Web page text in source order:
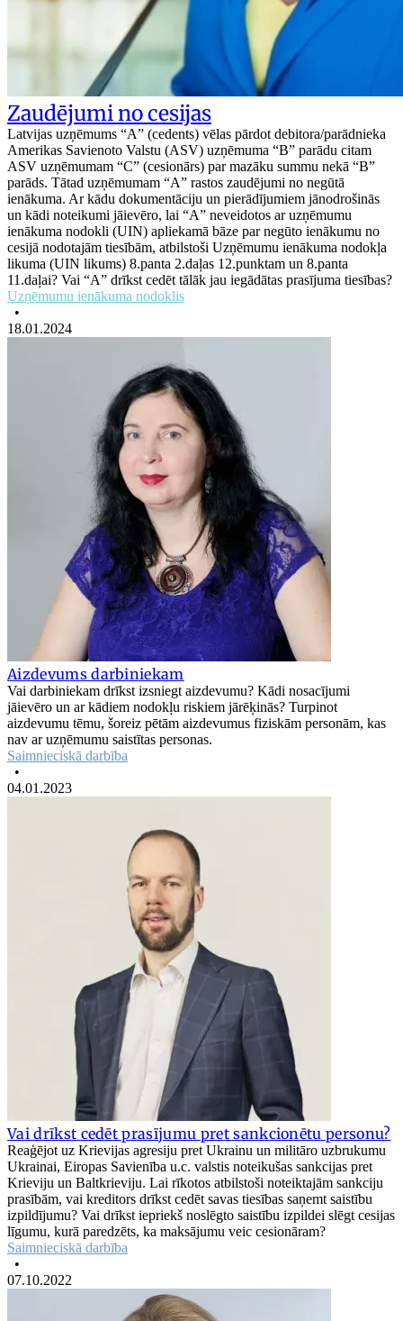
Zaudējumi no cesijas
Latvijas uzņēmums “A” (cedents) vēlas pārdot debitora/parādnieka
Amerikas Savienoto Valstu (ASV) uzņēmuma “B” parādu citam
ASV uzņēmumam “C” (cesionārs) par mazāku summu nekā “B”
parāds. Tātad uzņēmumam “A” rastos zaudējumi no negūtā
ienākuma. Ar kādu dokumentāciju un pierādījumiem jānodrošinās
un kādi noteikumi jāievēro, lai “A” neveidotos ar uzņēmumu
ienākuma nodokli (UIN) apliekamā bāze par negūto ienākumu no
cesijā nodotajām tiesībām, atbilstoši Uzņēmumu ienākuma nodokļa
likuma (UIN likums) 8.panta 2.daļas 12.punktam un 8.panta
11.daļai? Vai “A” drīkst cedēt tālāk jau iegādātas prasījuma tiesības?
Uzņēmumu ienākuma nodoklis
•
18.01.2024
Aizdevums darbiniekam
Vai darbiniekam drīkst izsniegt aizdevumu? Kādi nosacījumi
jāievēro un ar kādiem nodokļu riskiem jārēķinās? Turpinot
aizdevumu tēmu, šoreiz pētām aizdevumus fiziskām personām, kas
nav ar uzņēmumu saistītas personas.
Saimnieciskā darbība
•
04.01.2023
Vai drīkst cedēt prasījumu pret sankcionētu personu?
Reaģējot uz Krievijas agresiju pret Ukrainu un militāro uzbrukumu
Ukrainai, Eiropas Savienība u.c. valstis noteikušas sankcijas pret
Krieviju un Baltkrieviju. Lai rīkotos atbilstoši noteiktajām sankciju
prasībām, vai kreditors drīkst cedēt savas tiesības saņemt saistību
izpildījumu? Vai drīkst iepriekš noslēgto saistību izpildei slēgt cesijas
līgumu, kurā paredzēts, ka maksājumu veic cesionāram?
Saimnieciskā darbība
•
07.10.2022